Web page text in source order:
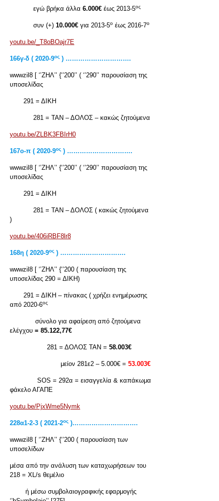
εγώ βρήκα άλλα 6.000€ έως 2013-5ος
συν (+) 10.000€ για 2013-5ο έως 2016-7ο
youtu.be/_T8oBOajr7E
166γ-δ ( 2020-9ος ) ………………………….
wwwzil8 [ ‘’ΖΗΛ’’ {‘’200’’ ( ‘’290’’ παρουσίαση της
υποσελίδας
291 = ΔΙΚΗ
281 = ΤΑΝ – ΔΟΛΟΣ – κακώς ζητούμενα
youtu.be/ZLBK3FBIrH0
167ο-π ( 2020-9ος ) ………………………….
wwwzil8 [ ‘’ΖΗΛ’’ {‘’200’’ ( ‘’290’’ παρουσίαση της
υποσελίδας
291 = ΔΙΚΗ
281 = ΤΑΝ – ΔΟΛΟΣ ( κακώς ζητούμενα
)
youtu.be/406iRBF8lr8
168η ( 2020-9ος ) ………………………….
wwwzil8 [ ‘’ΖΗΛ’’ {‘’200 ( παρουσίαση της
υποσελίδας 290 = ΔΙΚΗ)
291 = ΔΙΚΗ – πίνακας ( χρήζει ενημέρωσης
από 2020-6ος
σύνολο για αφαίρεση από ζητούμενα
ελέγχου = 85.122,77€
281 = ΔΟΛΟΣ ΤΑΝ = 58.003€
μείον 281ε2 – 5.000€ = 53.003€
SOS = 292α = εισαγγελία & καπάκωμα
φάκελο ΑΓΑΠΕ
youtu.be/PjxWme5Nymk
228α1-2-3 ( 2021-2ος )………………………….
wwwzil8 [ ‘’ΖΗΛ’’ {‘’200 ( παρουσίαση των
υποσελίδων
μέσα από την ανάλυση των καταχωρήσεων του
218 = XL/s θεμέλιο
ή μέσω συμβολαιογραφικής εφαρμογής